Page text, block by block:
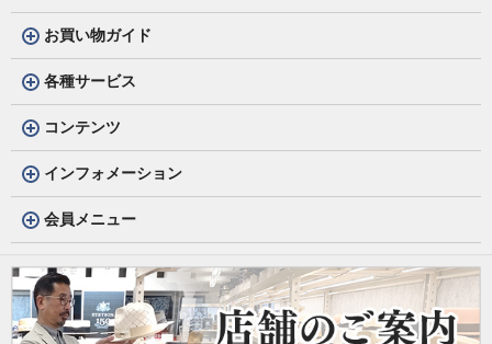
お買い物ガイド
各種サービス
コンテンツ
インフォメーション
会員メニュー